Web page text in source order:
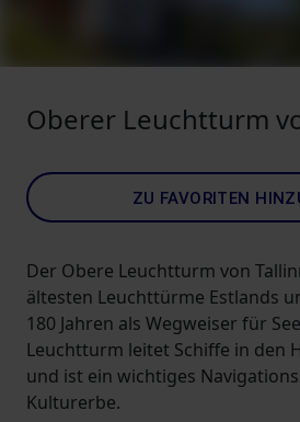
Oberer Leuchtturm
ZU FAVORITEN
Der Obere Leuchtturm von
ältesten Leuchttürme Estlands
180 Jahren als Wegweiser für
Leuchtturm leitet Schiffe in den
und ist ein wichtiges
Kulturerbe.